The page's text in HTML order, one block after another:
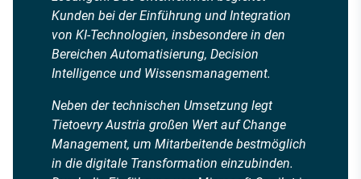
Kunden bei der Einführung und Integration
von KI-Technologien, insbesondere in den
Bereichen Automatisierung, Decision
Intelligence und Wissensmanagement.
Neben der technischen Umsetzung legt
Tietoevry Austria großen Wert auf Change
Management, um Mitarbeitende bestmöglich
in die digitale Transformation einzubinden.